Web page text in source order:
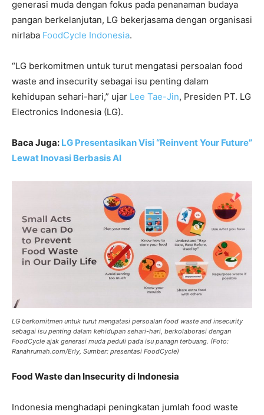
generasi muda dengan fokus pada penanaman budaya
pangan berkelanjutan, LG bekerjasama dengan organisasi
nirlaba FoodCycle Indonesia.
“LG berkomitmen untuk turut mengatasi persoalan food
waste and insecurity sebagai isu penting dalam
kehidupan sehari-hari,” ujar Lee Tae-Jin, Presiden PT. LG
Electronics Indonesia (LG).
Baca Juga: LG Presentasikan Visi “Reinvent Your Future”
Lewat Inovasi Berbasis AI
LG berkomitmen untuk turut mengatasi persoalan food waste and insecurity
sebagai isu penting dalam kehidupan sehari-hari, berkolaborasi dengan
FoodCycle ajak generasi muda peduli pada isu panagn terbuang. (Foto:
Ranahrumah.com/Erly, Sumber: presentasi FoodCycle)
Food Waste dan Insecurity di Indonesia
Indonesia menghadapi peningkatan jumlah food waste